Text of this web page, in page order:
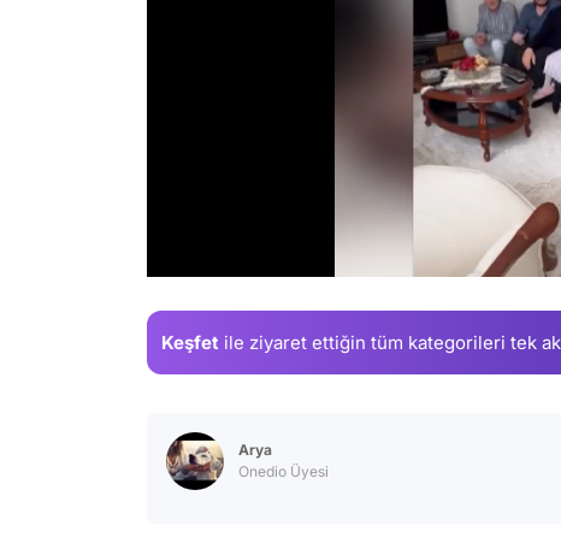
Keşfet ile ziyaret ettiğin tüm kategorileri tek
Arya
Onedio Üyesi